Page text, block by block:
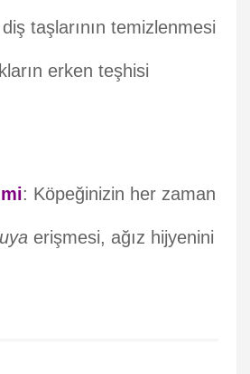
taşlarının temizlenmesi
erken teşhisi
: Köpeğinizin her zaman
erişmesi, ağız hijyenini